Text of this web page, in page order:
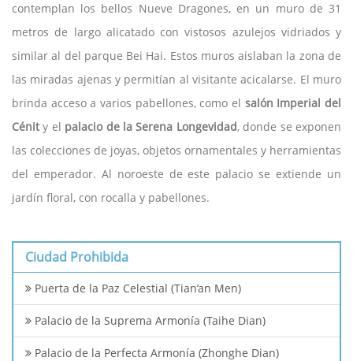
contemplan los bellos Nueve Dragones, en un muro de 31
metros de largo alicatado con vistosos azulejos vidriados y
similar al del parque Bei Hai. Estos muros aislaban la zona de
las miradas ajenas y permitían al visitante acicalarse. El muro
brinda acceso a varios pabellones, como el salón Imperial del
Cénit y el palacio de la Serena Longevidad, donde se exponen
las colecciones de joyas, objetos ornamentales y herramientas
del emperador. Al noroeste de este palacio se extiende un
jardín floral, con rocalla y pabellones.
Ciudad Prohibida
Puerta de la Paz Celestial (Tian’an Men)
Palacio de la Suprema Armonía (Taihe Dian)
Palacio de la Perfecta Armonía (Zhonghe Dian)